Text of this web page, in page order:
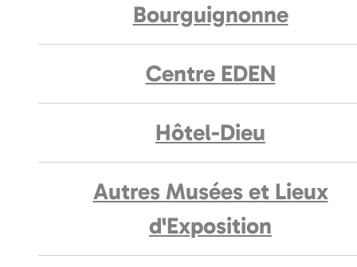
Bourguignonne
Centre EDEN
Hôtel-Dieu
Autres Musées et Lieux
d'Exposition